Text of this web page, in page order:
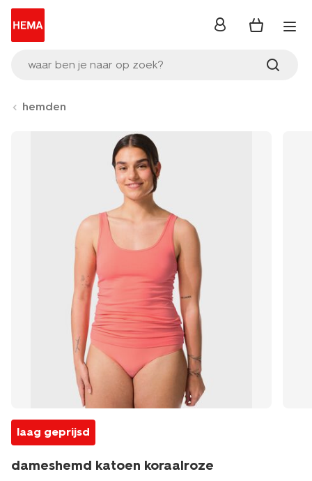
waar ben je naar op zoek?
inloggen
hemden
laag geprijsd
dameshemd katoen koraalroze